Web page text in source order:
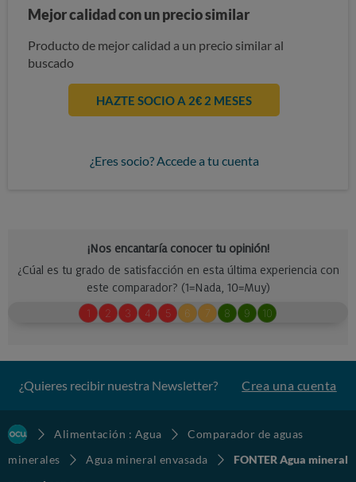
Mejor calidad con un precio similar
Producto de mejor calidad a un precio similar al
buscado
HAZTE SOCIO A 2€ 2 MESES
¿Eres socio? Accede a tu cuenta
¿Quieres recibir nuestra Newsletter? Crea una cuenta
Alimentación : Agua
Comparador de aguas
minerales
Agua mineral envasada
FONTER Agua mineral